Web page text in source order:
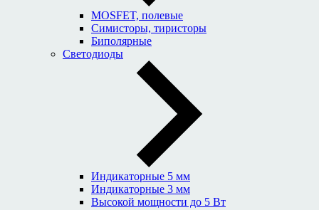
MOSFET, полевые
Симисторы, тиристоры
Биполярные
Светодиоды
Индикаторные 5 мм
Индикаторные 3 мм
Высокой мощности до 5 Вт